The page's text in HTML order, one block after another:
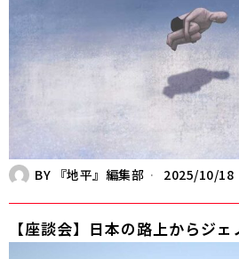
BY 『地平』編集部 2025/10/18
【座談会】日本の路上からジ